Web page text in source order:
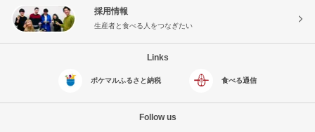
採用情報
生産者と食べる人をつなぎたい
Links
ポケマルふるさと納税 食べる通信
Follow us